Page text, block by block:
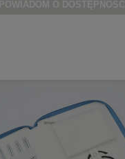
POWIADOM O DOSTĘPNOŚCI